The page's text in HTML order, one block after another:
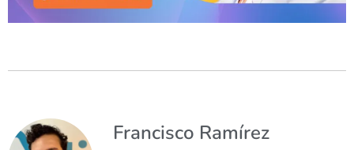
Francisco Ramírez